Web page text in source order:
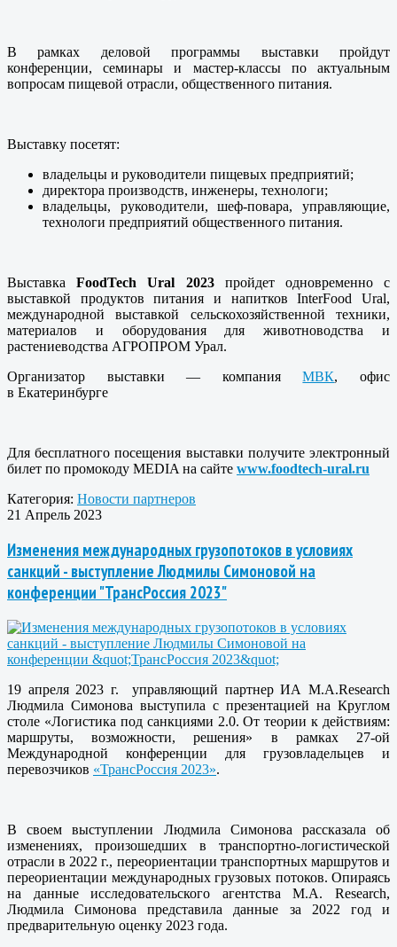
В рамках деловой программы выставки пройдут
конференции, семинары и мастер-классы по актуальным
вопросам пищевой отрасли, общественного питания.
Выставку посетят:
владельцы и руководители пищевых предприятий;
директора производств, инженеры, технологи;
владельцы, руководители, шеф-повара, управляющие,
технологи предприятий общественного питания.
ВыставкаFoodTech Ural 2023пройдет одновременно с
выставкой продуктов питания и напитков InterFood Ural,
международной выставкой сельскохозяйственной техники,
материалов и оборудования для животноводства и
растениеводства АГРОПРОМ Урал.
Организатор выставки — компанияМВК, офис
в Екатеринбурге
Для бесплатного посещения выставки получите электронный
билет по промокоду MEDIA на сайте www.foodtech-ural.ru
Категория: Новости партнеров
21 Апрель 2023
Изменения международных грузопотоков в условиях
санкций - выступление Людмилы Симоновой на
конференции "ТрансРоссия 2023"
19 апреля 2023 г. управляющий партнер ИА M.A.Research
Людмила Симонова выступила с презентацией на Круглом
столе «Логистика под санкциями 2.0. От теории к действиям:
маршруты, возможности, решения» в рамках 27-ой
Международной конференции для грузовладельцев и
перевозчиков «ТрансРоссия 2023».
В своем выступлении Людмила Симонова рассказала об
изменениях, произошедших в транспортно-логистической
отрасли в 2022 г., переориентации транспортных маршрутов и
переориентации международных грузовых потоков. Опираясь
на данные исследовательского агентства M.A. Research,
Людмила Симонова представила данные за 2022 год и
предварительную оценку 2023 года.